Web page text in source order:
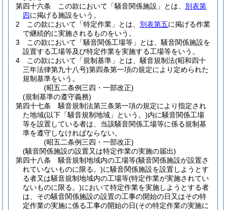
第四十六条
この款において「騒音関係施設」とは、 別表第
四に掲げる施設をいう。
2
この款において「特定作業」とは、 別表第五に掲げる作業
で継続的に実施されるものをいう。
3
この款において「騒音関係工場等」とは、騒音関係施設を
設置する工場等及び特定作業を実施する工場等をいう。
4
この款において「規制基準」とは、騒音規制法(昭和四十
三年法律第九十八号)第四条第一項の規定により定められた
規制基準をいう。
(昭五二条例三四・一部改正)
(規制基準の遵守義務)
第四十七条
騒音規制法第三条第一項の規定により指定され
た地域(以下「騒音規制地域」という。)内に騒音関係工場
等を設置している者は、当該騒音関係工場等に係る規制基
準を遵守しなければならない。
(昭五二条例三四・一部改正)
(騒音関係施設の設置又は特定作業の実施の届出)
第四十八条
騒音規制地域内の工場等(騒音関係施設が設置さ
れていないものに限る。)に騒音関係施設を設置しようとす
る者又は騒音規制地域内の工場等(特定作業が実施されてい
ないものに限る。)において特定作業を実施しようとする者
は、その騒音関係施設の設置の工事の開始の日又はその特
定作業の実施に係る工事の開始の日(その特定作業の実施に